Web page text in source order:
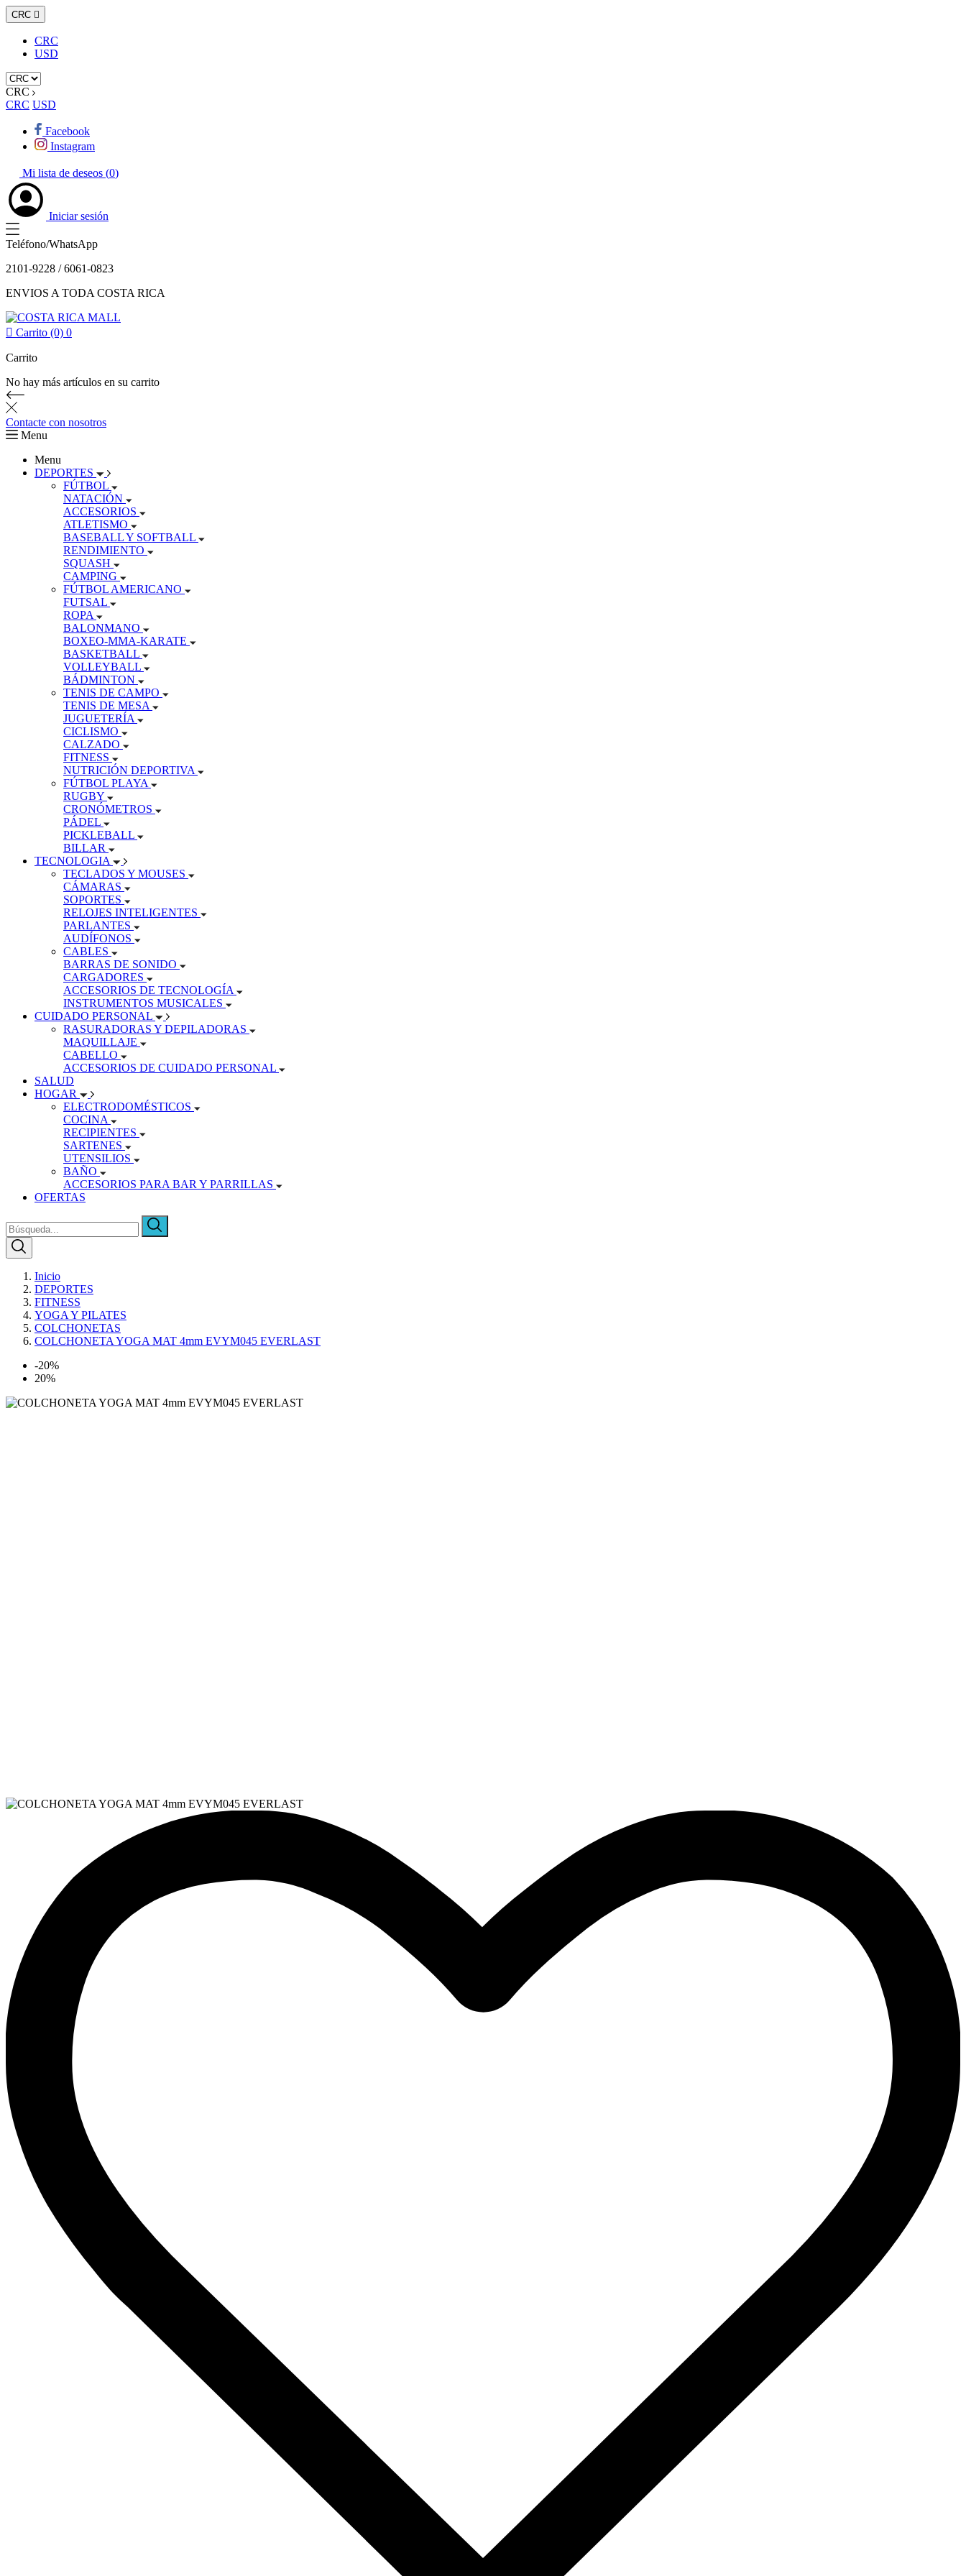
CRC 
CRC
USD
CRC
CRC USD
Facebook
Instagram
Mi lista de deseos (0)
Iniciar sesión
Teléfono/WhatsApp
2101-9228 / 6061-0823
ENVIOS A TODA COSTA RICA
 Carrito (0) 0
Carrito
No hay más artículos en su carrito
Contacte con nosotros
Menu
Menu
DEPORTES
FÚTBOL
NATACIÓN
ACCESORIOS
ATLETISMO
BASEBALL Y SOFTBALL
RENDIMIENTO
SQUASH
CAMPING
FÚTBOL AMERICANO
FUTSAL
ROPA
BALONMANO
BOXEO-MMA-KARATE
BASKETBALL
VOLLEYBALL
BÁDMINTON
TENIS DE CAMPO
TENIS DE MESA
JUGUETERÍA
CICLISMO
CALZADO
FITNESS
NUTRICIÓN DEPORTIVA
FÚTBOL PLAYA
RUGBY
CRONÓMETROS
PÁDEL
PICKLEBALL
BILLAR
TECNOLOGIA
TECLADOS Y MOUSES
CÁMARAS
SOPORTES
RELOJES INTELIGENTES
PARLANTES
AUDÍFONOS
CABLES
BARRAS DE SONIDO
CARGADORES
ACCESORIOS DE TECNOLOGÍA
INSTRUMENTOS MUSICALES
CUIDADO PERSONAL
RASURADORAS Y DEPILADORAS
MAQUILLAJE
CABELLO
ACCESORIOS DE CUIDADO PERSONAL
SALUD
HOGAR
ELECTRODOMÉSTICOS
COCINA
RECIPIENTES
SARTENES
UTENSILIOS
BAÑO
ACCESORIOS PARA BAR Y PARRILLAS
OFERTAS
Inicio
DEPORTES
FITNESS
YOGA Y PILATES
COLCHONETAS
COLCHONETA YOGA MAT 4mm EVYM045 EVERLAST
-20%
20%